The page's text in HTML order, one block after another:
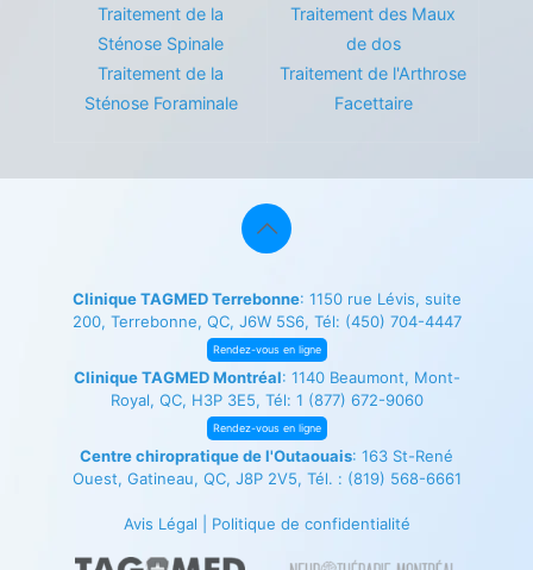
Traitement de la
Sténose Spinale
Traitement de la
Sténose Foraminale
Traitement des Maux
de dos
Traitement de l'Arthrose
Facettaire
Clinique TAGMED Terrebonne: 1150 rue Lévis, suite
200, Terrebonne, QC, J6W 5S6, Tél: (450) 704-4447
Rendez-vous en ligne
Clinique TAGMED Montréal: 1140 Beaumont, Mont-
Royal, QC, H3P 3E5, Tél: 1 (877) 672-9060
Rendez-vous en ligne
Centre chiropratique de l'Outaouais: 163 St-René
Ouest, Gatineau, QC, J8P 2V5, Tél. : (819) 568-6661
Avis Légal Politique de confidentialité